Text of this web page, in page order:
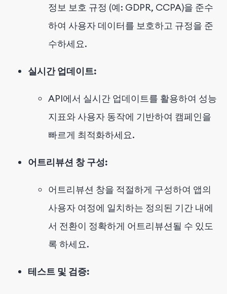
정보 보호 규정 (예: GDPR, CCPA)을 준수
하여 사용자 데이터를 보호하고 규정을 준
수하세요.
실시간 업데이트:
API에서 실시간 업데이트를 활용하여 성능
지표와 사용자 동작에 기반하여 캠페인을
빠르게 최적화하세요.
어트리뷰션 창 구성:
어트리뷰션 창을 적절하게 구성하여 앱의
사용자 여정에 일치하는 정의된 기간 내에
서 전환이 정확하게 어트리뷰션될 수 있도
록 하세요.
테스트 및 검증: